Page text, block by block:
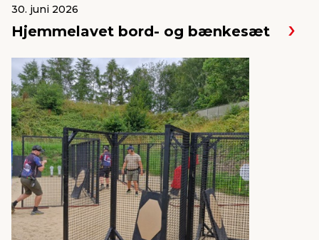
30. juni 2026
Hjemmelavet bord- og bænkesæt